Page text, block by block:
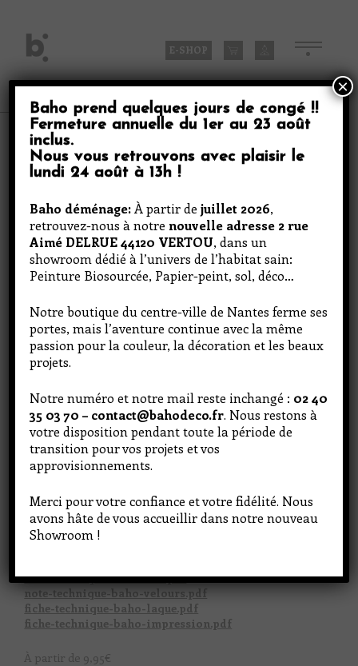
content
E-SHOP
Produits
Blanc sel
note-technique-baho-mat.pdf
note-technique-baho-velours.pdf
fiche-technique-baho-laque.pdf
fiche-technique-baho-impression.pdf
À partir de 9,95€
Baho prend quelques jours de congé !!
Fermeture annuelle du1er au 23 août
inclus.
Nous vous retrouvons avec plaisir le
lundi 24 août à 13h !
Baho déménage: À partir dejuillet 2026,
retrouvez-nous à notre nouvelle adresse 2 rue
Aimé DELRUE 44120 VERTOU, dans un
showroom dédié à l’univers de l’habitat sain:
Peinture Biosourcée, Papier-peint, sol, déco…
Notre boutique du centre-ville de Nantes ferme ses
portes, mais l’aventure continue avec la même
passion pour la couleur, la décoration et les beaux
projets.
Notre numéro et notre mail reste inchangé : 02 40
35 03 70 – contact@bahodeco.fr. Nous restons à
votre disposition pendant toute la période de
transition pour vos projets et vos
approvisionnements.
Merci pour votre confiance et votre fidélité. Nous
avons hâte de vous accueillir dans notre nouveau
Showroom !
×